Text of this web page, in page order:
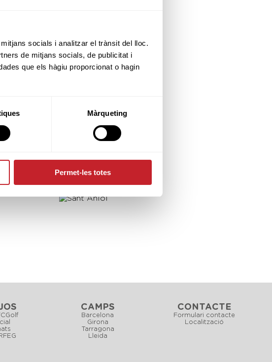
socials i analitzar el trànsit del lloc.
de mitjans socials, de publicitat i
que els hàgiu proporcionat o hagin
Màrqueting
Permet-les totes
CAMPS
Barcelona
Girona
Tarragona
Lleida
CONTACTE
Formulari contacte
Localització